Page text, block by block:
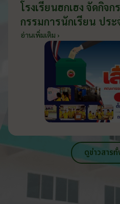
โรงเรียนฮกเฮง จัดกิจ
กรรมการนักเรียน ปร
2569 ส่งเสริมประชาธิ
วันที่ 9 มิถุนายน 2569
อ่านเพิ่มเติม ›
ดูข่าวสาร